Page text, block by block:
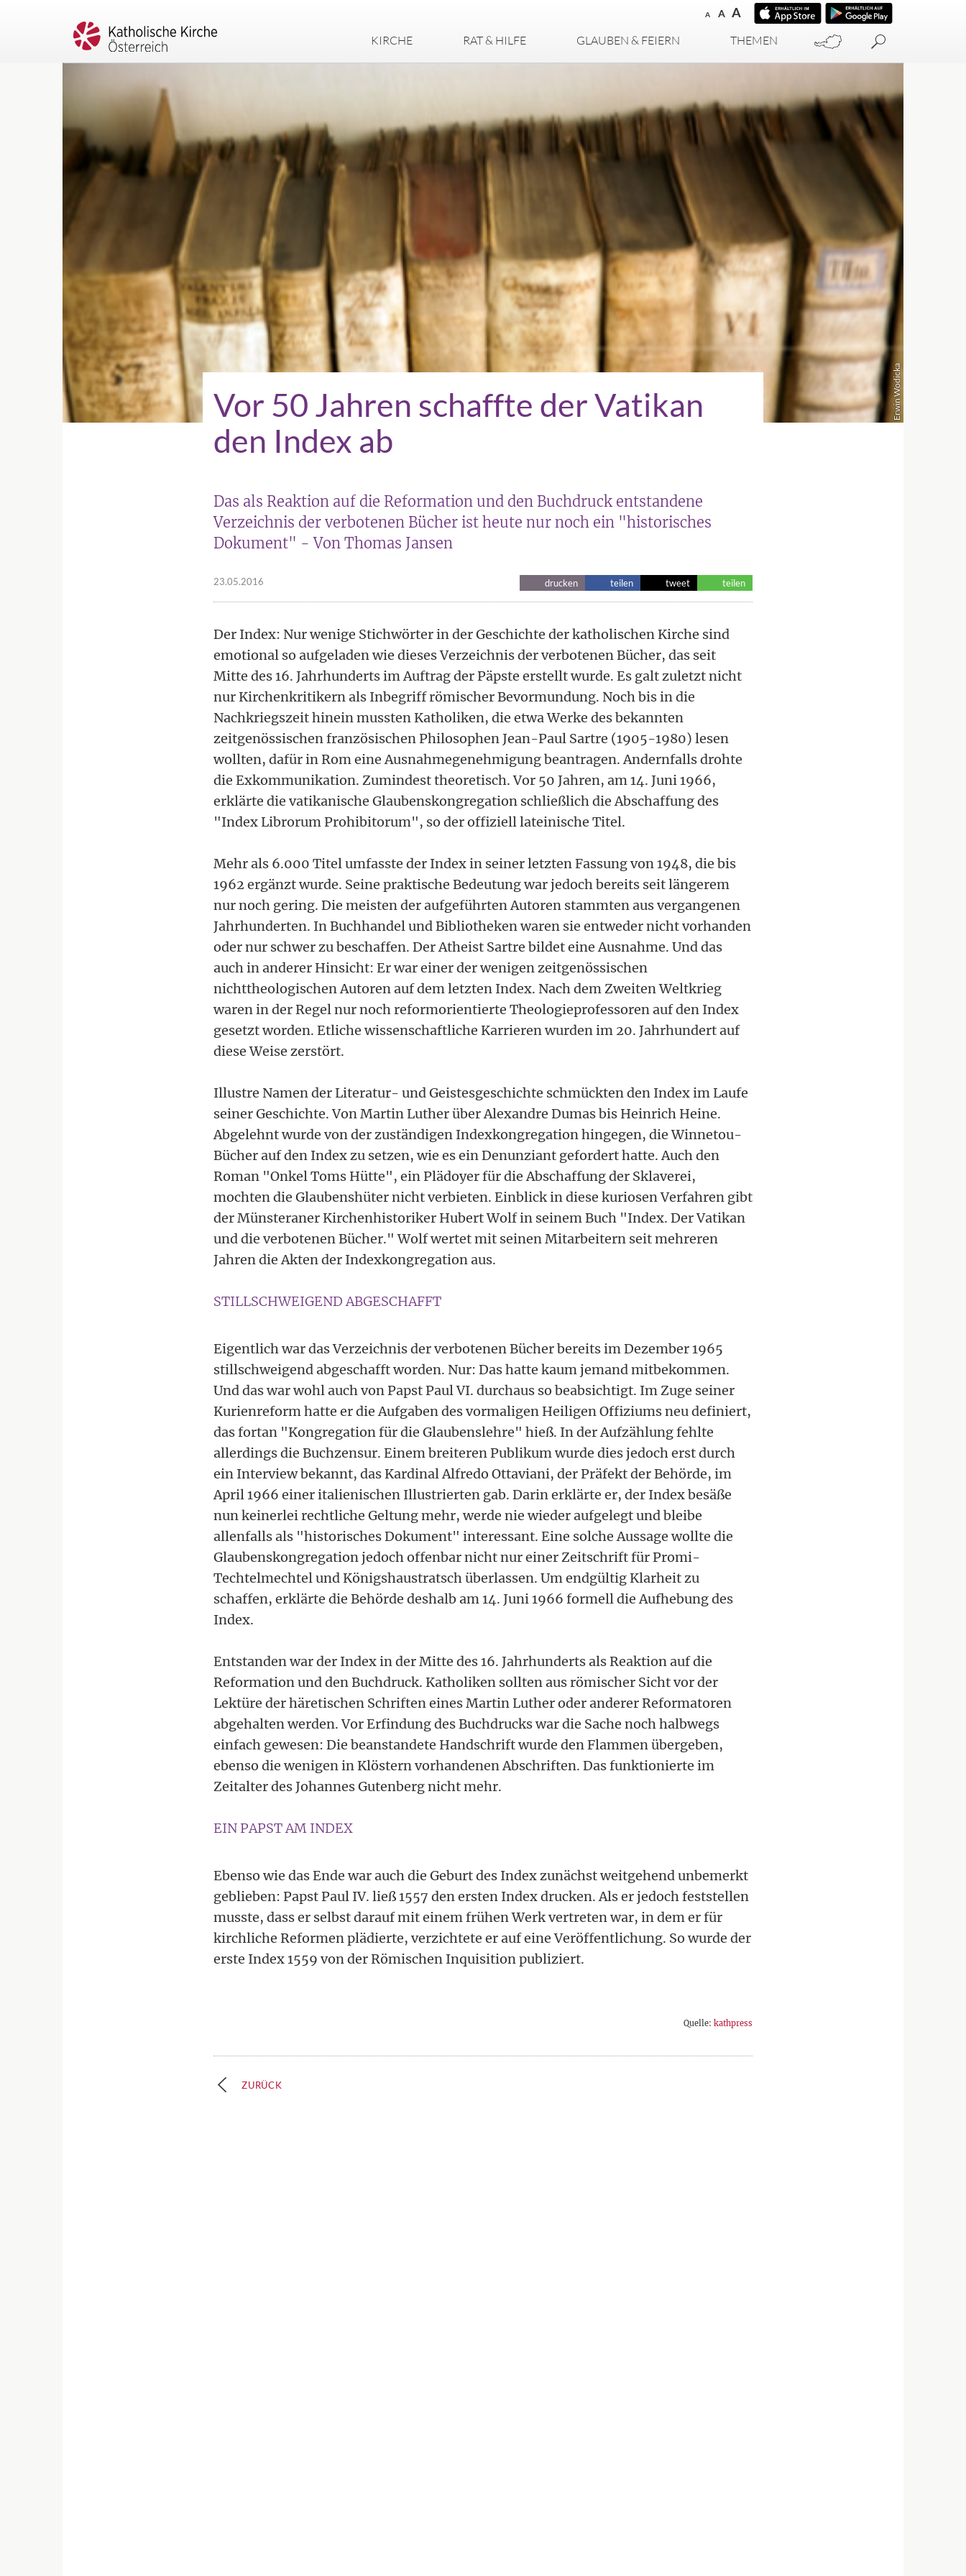
A A A
KIRCHE RAT & HILFE GLAUBEN & FEIERN THEMEN
Erwin Wodicka
Vor 50 Jahren schaffte der Vatikan
den Index ab
Das als Reaktion auf die Reformation und den Buchdruck entstandene
Verzeichnis der verbotenen Bücher ist heute nur noch ein "historisches
Dokument" - Von Thomas Jansen
23.05.2016 drucken teilen tweet teilen
Der Index: Nur wenige Stichwörter in der Geschichte der katholischen Kirche sind
emotional so aufgeladen wie dieses Verzeichnis der verbotenen Bücher, das seit
Mitte des 16. Jahrhunderts im Auftrag der Päpste erstellt wurde. Es galt zuletzt nicht
nur Kirchenkritikern als Inbegriff römischer Bevormundung. Noch bis in die
Nachkriegszeit hinein mussten Katholiken, die etwa Werke des bekannten
zeitgenössischen französischen Philosophen Jean-Paul Sartre (1905-1980) lesen
wollten, dafür in Rom eine Ausnahmegenehmigung beantragen. Andernfalls drohte
die Exkommunikation. Zumindest theoretisch. Vor 50 Jahren, am 14. Juni 1966,
erklärte die vatikanische Glaubenskongregation schließlich die Abschaffung des
"Index Librorum Prohibitorum", so der offiziell lateinische Titel.
Mehr als 6.000 Titel umfasste der Index in seiner letzten Fassung von 1948, die bis
1962 ergänzt wurde. Seine praktische Bedeutung war jedoch bereits seit längerem
nur noch gering. Die meisten der aufgeführten Autoren stammten aus vergangenen
Jahrhunderten. In Buchhandel und Bibliotheken waren sie entweder nicht vorhanden
oder nur schwer zu beschaffen. Der Atheist Sartre bildet eine Ausnahme. Und das
auch in anderer Hinsicht: Er war einer der wenigen zeitgenössischen
nichttheologischen Autoren auf dem letzten Index. Nach dem Zweiten Weltkrieg
waren in der Regel nur noch reformorientierte Theologieprofessoren auf den Index
gesetzt worden. Etliche wissenschaftliche Karrieren wurden im 20. Jahrhundert auf
diese Weise zerstört.
Illustre Namen der Literatur- und Geistesgeschichte schmückten den Index im Laufe
seiner Geschichte. Von Martin Luther über Alexandre Dumas bis Heinrich Heine.
Abgelehnt wurde von der zuständigen Indexkongregation hingegen, die Winnetou-
Bücher auf den Index zu setzen, wie es ein Denunziant gefordert hatte. Auch den
Roman "Onkel Toms Hütte", ein Plädoyer für die Abschaffung der Sklaverei,
mochten die Glaubenshüter nicht verbieten. Einblick in diese kuriosen Verfahren gibt
der Münsteraner Kirchenhistoriker Hubert Wolf in seinem Buch "Index. Der Vatikan
und die verbotenen Bücher." Wolf wertet mit seinen Mitarbeitern seit mehreren
Jahren die Akten der Indexkongregation aus.
STILLSCHWEIGEND ABGESCHAFFT
Eigentlich war das Verzeichnis der verbotenen Bücher bereits im Dezember 1965
stillschweigend abgeschafft worden. Nur: Das hatte kaum jemand mitbekommen.
Und das war wohl auch von Papst Paul VI. durchaus so beabsichtigt. Im Zuge seiner
Kurienreform hatte er die Aufgaben des vormaligen Heiligen Offiziums neu definiert,
das fortan "Kongregation für die Glaubenslehre" hieß. In der Aufzählung fehlte
allerdings die Buchzensur. Einem breiteren Publikum wurde dies jedoch erst durch
ein Interview bekannt, das Kardinal Alfredo Ottaviani, der Präfekt der Behörde, im
April 1966 einer italienischen Illustrierten gab. Darin erklärte er, der Index besäße
nun keinerlei rechtliche Geltung mehr, werde nie wieder aufgelegt und bleibe
allenfalls als "historisches Dokument" interessant. Eine solche Aussage wollte die
Glaubenskongregation jedoch offenbar nicht nur einer Zeitschrift für Promi-
Techtelmechtel und Königshaustratsch überlassen. Um endgültig Klarheit zu
schaffen, erklärte die Behörde deshalb am 14. Juni 1966 formell die Aufhebung des
Index.
Entstanden war der Index in der Mitte des 16. Jahrhunderts als Reaktion auf die
Reformation und den Buchdruck. Katholiken sollten aus römischer Sicht vor der
Lektüre der häretischen Schriften eines Martin Luther oder anderer Reformatoren
abgehalten werden. Vor Erfindung des Buchdrucks war die Sache noch halbwegs
einfach gewesen: Die beanstandete Handschrift wurde den Flammen übergeben,
ebenso die wenigen in Klöstern vorhandenen Abschriften. Das funktionierte im
Zeitalter des Johannes Gutenberg nicht mehr.
EIN PAPST AM INDEX
Ebenso wie das Ende war auch die Geburt des Index zunächst weitgehend unbemerkt
geblieben: Papst Paul IV. ließ 1557 den ersten Index drucken. Als er jedoch feststellen
musste, dass er selbst darauf mit einem frühen Werk vertreten war, in dem er für
kirchliche Reformen plädierte, verzichtete er auf eine Veröffentlichung. So wurde der
erste Index 1559 von der Römischen Inquisition publiziert.
Quelle: kathpress
ZURÜCK